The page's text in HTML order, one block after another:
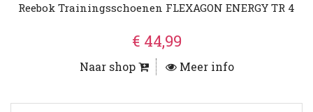
Reebok Trainingsschoenen FLEXAGON ENERGY TR 4
€ 44,99
Naar shop Meer info